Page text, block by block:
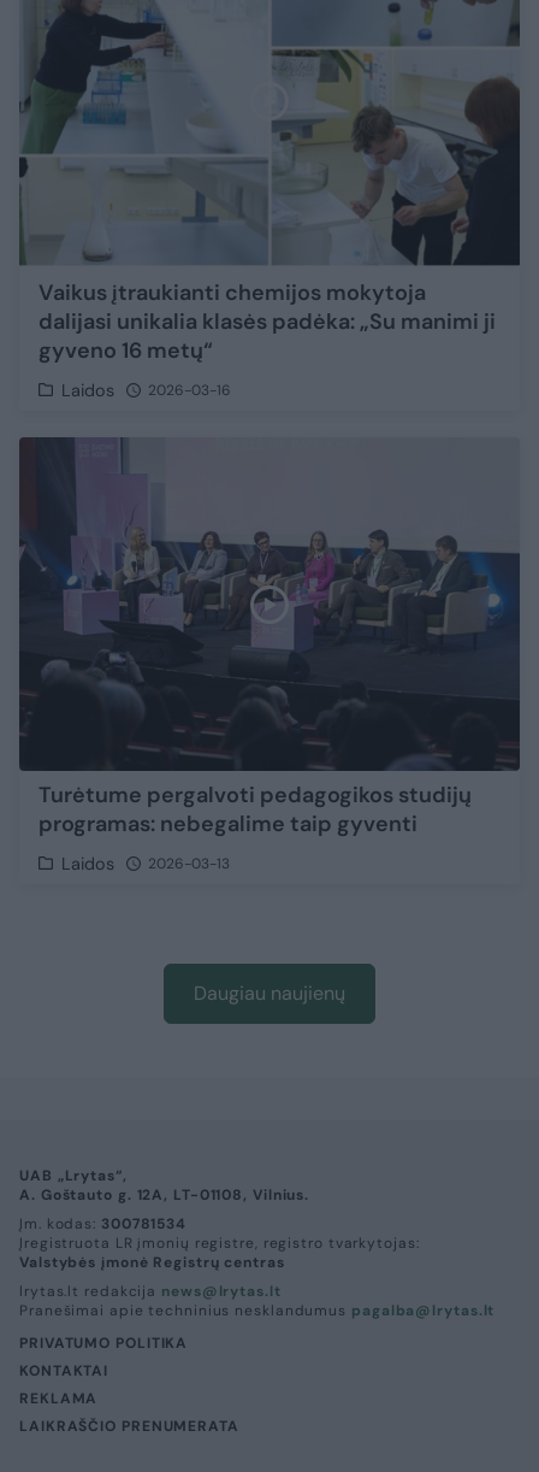
Vaikus įtraukianti chemijos mokytoja
dalijasi unikalia klasės padėka: „Su manimi ji
gyveno 16 metų“
Laidos 2026-03-16
Turėtume pergalvoti pedagogikos studijų
programas: nebegalime taip gyventi
Laidos 2026-03-13
Daugiau naujienų
UAB „Lrytas“,
A. Goštauto g. 12A, LT-01108, Vilnius.
Įm. kodas: 300781534
Įregistruota LR įmonių registre, registro tvarkytojas:
Valstybės įmonė Registrų centras
lrytas.lt redakcija news@lrytas.lt
Pranešimai apie techninius nesklandumus pagalba@lrytas.lt
PRIVATUMO POLITIKA
KONTAKTAI
REKLAMA
LAIKRAŠČIO PRENUMERATA